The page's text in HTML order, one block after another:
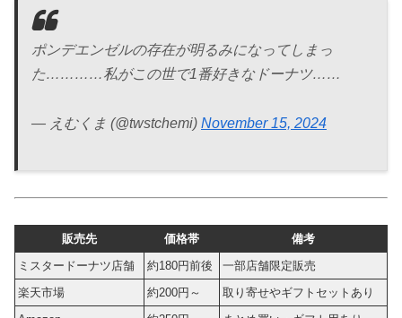
ポンデエンゼルの存在が明るみになってしまっ
た…………私がこの世で1番好きなドーナツ……
— えむくま (@twstchemi) November 15, 2024
販売先 価格帯
備考
ミスタードーナツ店舗
約180円前後
一部店舗限定販売
楽天市場
約200円～
取り寄せやギフトセットあり